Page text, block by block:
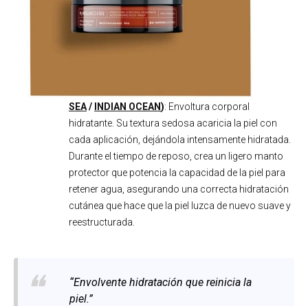
SEA/ INDIAN OCEAN): Envoltura corporal
hidratante. Su textura sedosa acaricia la piel con
cada aplicación, dejándola intensamente hidratada.
Durante el tiempo de reposo, crea un ligero manto
protector que potencia la capacidad de la piel para
retener agua, asegurando una correcta hidratación
cutánea que hace que la piel luzca de nuevo suave y
reestructurada.
“Envolvente hidratación que reinicia la
piel.”